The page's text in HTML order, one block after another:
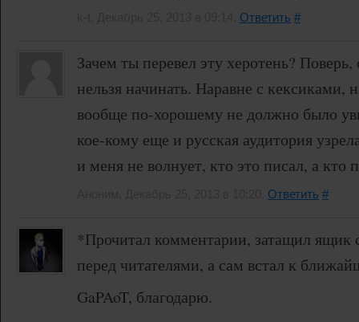
Ответить #
Зачем ты перевел эту херотень?
нельзя начинать. Наравне с
вообще по-хорошему не должно было
кое-кому еще и русская аудитория
и меня не волнует, кто это писал, а кто
Ответить #
*Прочитал комментарии, затащил ящик
перед читателями, а сам встал к
GaPAoT, благодарю.